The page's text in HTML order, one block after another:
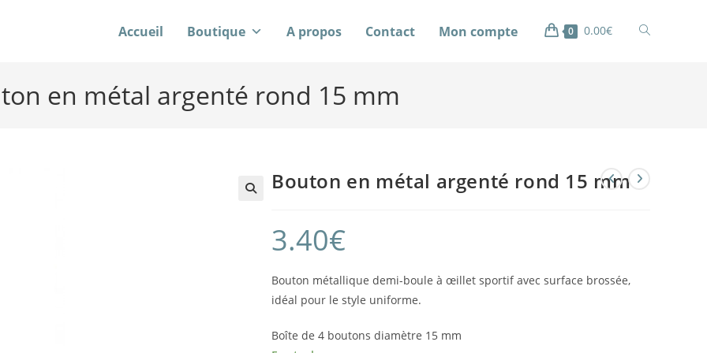
Accueil Boutique A propos Contact Mon compte 0 0.00€
en métal argenté rond 15 mm
Bouton en métal argenté rond 15 mm
3.40€
Bouton métallique demi-boule à œillet sportif avec surface brossée,
idéal pour le style uniforme.
Boîte de 4 boutons diamètre 15 mm